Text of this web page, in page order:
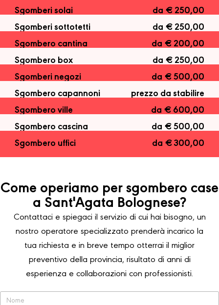
Sgomberi solai
da € 250,00
Sgomberi sottotetti
da € 250,00
Sgombero cantina
da € 200,00
Sgombero box
da € 250,00
Sgomberi negozi
da € 500,00
Sgombero capannoni
prezzo da stabilire
Sgombero ville
da € 600,00
Sgombero cascina
da € 500,00
Sgombero uffici
da € 300,00
Come operiamo per sgombero case
a Sant'Agata Bolognese?
Contattaci e spiegaci il servizio di cui hai bisogno, un
nostro operatore specializzato prenderà incarico la
tua richiesta e in breve tempo otterrai il miglior
preventivo della provincia, risultato di anni di
esperienza e collaborazioni con professionisti.